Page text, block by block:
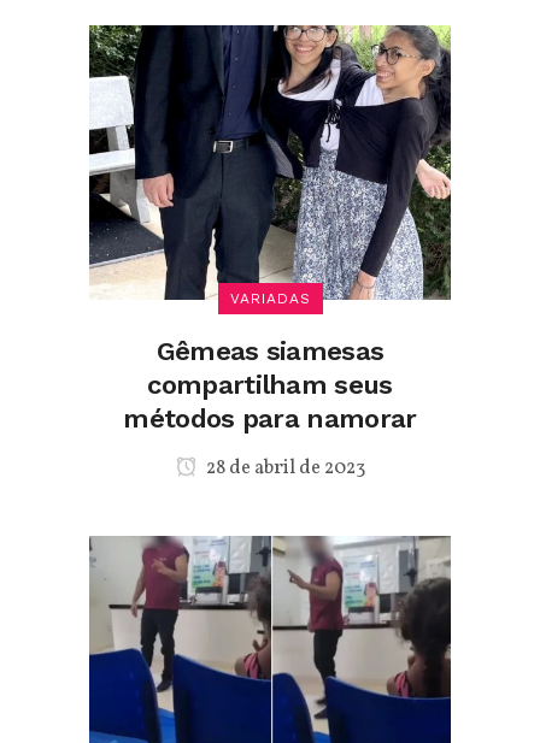
VARIADAS
Gêmeas siamesas
compartilham seus
métodos para namorar
28 de abril de 2023